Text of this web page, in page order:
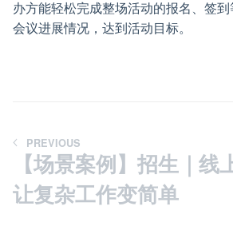
办方能轻松完成整场活动的报名、签
会议进展情况，达到活动目标。
PREVIOUS
【场景案例】招生｜线
让复杂工作变简单